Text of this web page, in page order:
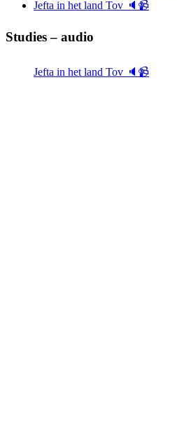
Jefta in het land Tov 🔈📹
Studies – audio
Jefta in het land Tov 🔈📹